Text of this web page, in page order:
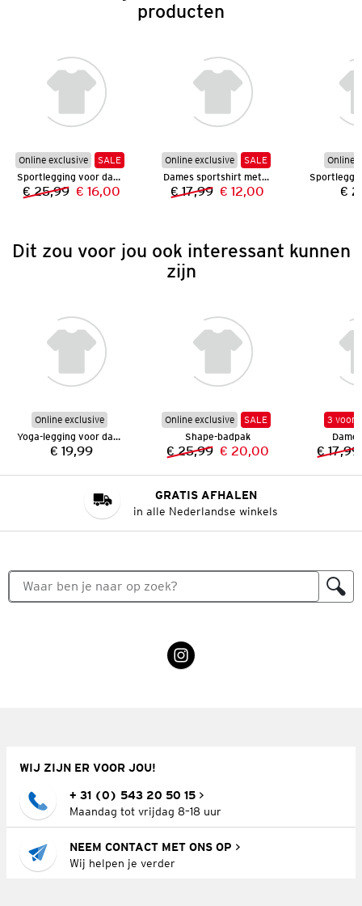
producten
Online exclusive
SALE
Sportlegging voor dames
Vorige prijs:
€ 25,99 Nieuwe prijs:
€ 16,00
Online exclusive
SALE
Dames sportshirt met lange mouwen
Vorige prijs:
€ 17,99 Nieuwe prijs:
€ 12,00
Online
€
Dit zou voor jou ook interessant kunnen
zijn
Online exclusive
Yoga-legging voor dames
Prijs:
€ 19,99
Online exclusive
SALE
Shape-badpak
Vorige prijs:
€ 25,99 Nieuwe prijs:
€ 20,00
3 voor
€ 17,99
GRATIS AFHALEN
in alle Nederlandse winkels
WIJ ZIJN ER VOOR JOU!
+ 31 (0) 543 20 50 15
Maandag tot vrijdag 8–18 uur
NEEM CONTACT MET ONS OP
Wij helpen je verder